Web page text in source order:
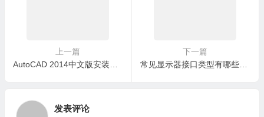
上一篇
下一篇
常见显示器接口类型有哪些？哪种接口更好？
发表评论